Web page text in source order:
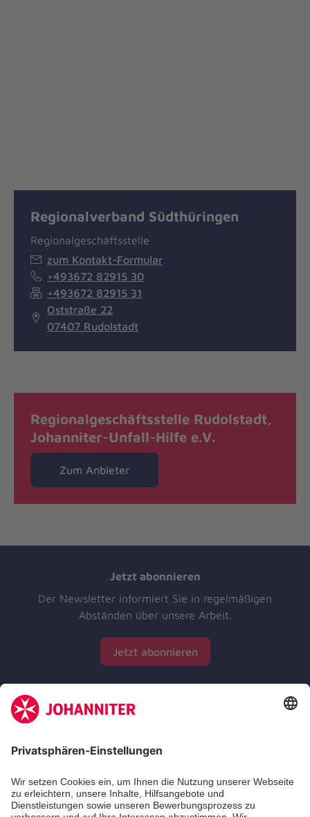
Regionalverband Südthüringen
Regionalgeschäftsstelle
zum Kontakt-Formular
+493672 82915 30
+493672 82915 31
Oststraße 22
07407 Rudolstadt
Regionalgeschäftsstelle Rudolstadt,
Johanniter-Unfall-Hilfe e.V.
Zum Anbieter
Jetzt abonnieren
Der Newsletter informiert Sie in regelmäßigen
Abständen über unsere Arbeit.
Jetzt abonnieren
Zertifizierung der Johanniter-Unfall-Hilfe e.V.
Die Johanniter GmbH führt das Spendenzertifikat